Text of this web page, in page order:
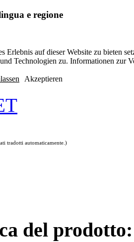
e regione
Erlebnis auf dieser Website zu bieten
Technologien zu. Informationen zur
Akzeptieren
tradotti automaticamente.)
del prodotto: